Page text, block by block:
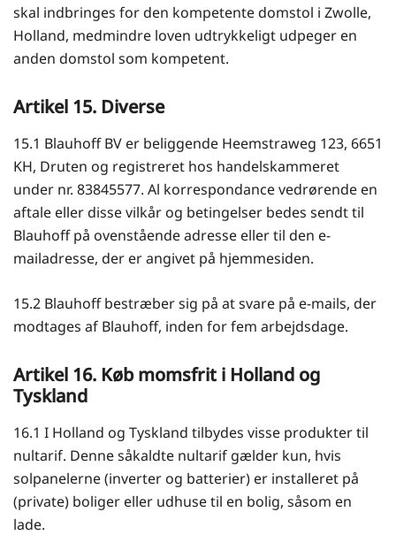
skal indbringes for den kompetente domstol i Zwolle,
Holland, medmindre loven udtrykkeligt udpeger en
anden domstol som kompetent.
Artikel 15. Diverse
15.1 Blauhoff BV er beliggende Heemstraweg 123, 6651
KH, Druten og registreret hos handelskammeret
under nr. 83845577. Al korrespondance vedrørende en
aftale eller disse vilkår og betingelser bedes sendt til
Blauhoff på ovenstående adresse eller til den e-
mailadresse, der er angivet på hjemmesiden.
15.2 Blauhoff bestræber sig på at svare på e-mails, der
modtages af Blauhoff, inden for fem arbejdsdage.
Artikel 16. Køb momsfrit i Holland og
Tyskland
16.1 I Holland og Tyskland tilbydes visse produkter til
nultarif. Denne såkaldte nultarif gælder kun, hvis
solpanelerne (inverter og batterier) er installeret på
(private) boliger eller udhuse til en bolig, såsom en
lade.